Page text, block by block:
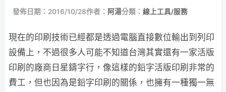
發佈日期：2016/10/28作者： 阿湯分類： 線上工具/服務
現在的印刷技術已經都是透過電腦直接數位輸出到列印
設備上，不過很多人可能不知道台灣其實還有一家活版
印刷的廠商日星鑄字行，像這樣的鉛字活版印刷非常的
費工，但也因為是鉛字印刷的關係，也擁有一種獨一無